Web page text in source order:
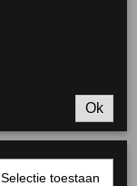
Ok
Selectie toestaan